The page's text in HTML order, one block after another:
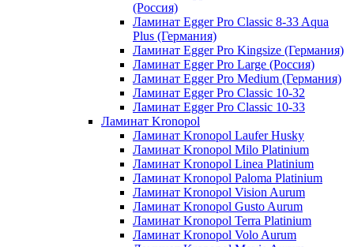
(Россия)
Ламинат Egger Pro Classic 8-33 Aqua
Plus (Германия)
Ламинат Egger Pro Kingsize (Германия)
Ламинат Egger Pro Large (Россия)
Ламинат Egger Pro Medium (Германия)
Ламинат Egger Pro Classic 10-32
Ламинат Egger Pro Classic 10-33
Ламинат Kronopol
Ламинат Kronopol Laufer Husky
Ламинат Kronopol Milo Platinium
Ламинат Kronopol Linea Platinium
Ламинат Kronopol Paloma Platinium
Ламинат Kronopol Vision Aurum
Ламинат Kronopol Gusto Aurum
Ламинат Kronopol Terra Platinium
Ламинат Kronopol Volo Aurum